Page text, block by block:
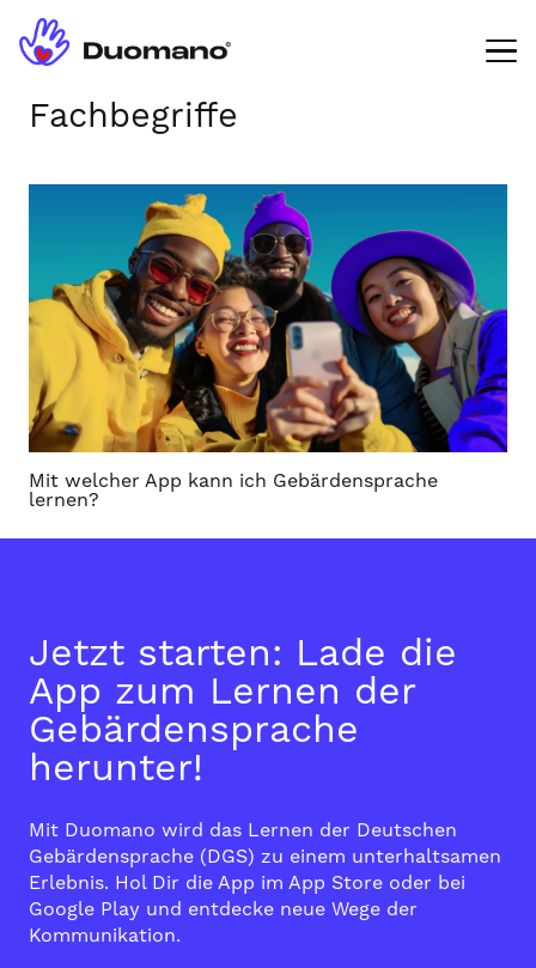
Fachbegriffe
Mit welcher App kann ich Gebärdensprache
lernen?
Jetzt starten: Lade die
App zum Lernen der
Gebärdensprache
herunter!
Mit Duomano wird das Lernen der Deutschen
Gebärdensprache (DGS) zu einem unterhaltsamen
Erlebnis. Hol Dir die App im App Store oder bei
Google Play und entdecke neue Wege der
Kommunikation.